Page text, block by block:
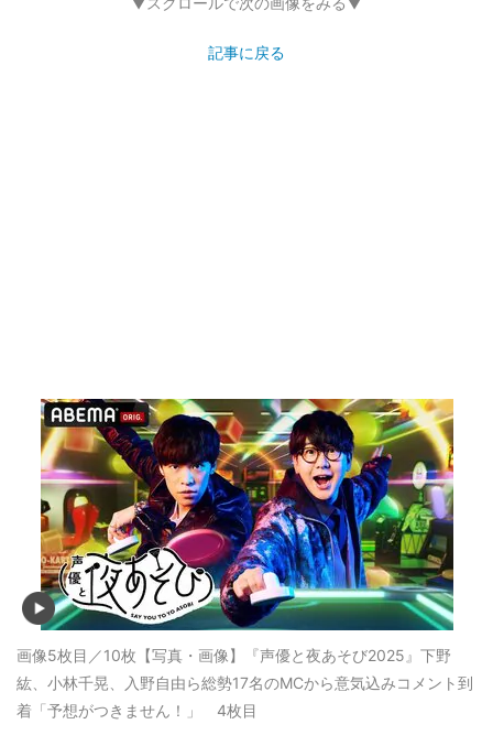
記事に戻る
画像5枚目／10枚 【写真・画像】『声優と夜あそび2025』下野
紘、小林千晃、入野自由ら総勢17名のMCから意気込みコメント到
着「予想がつきません！」 4枚目